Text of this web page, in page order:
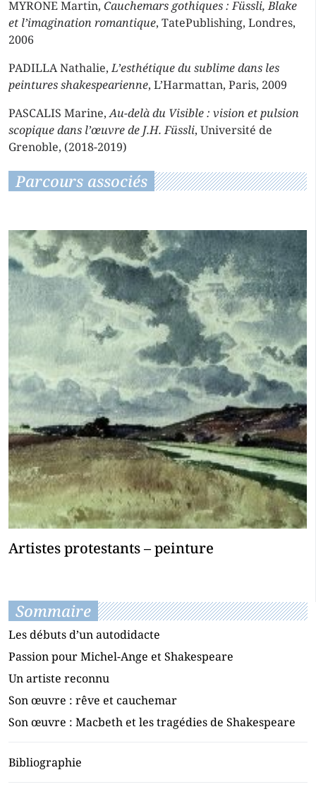
MYRONE Martin, Cauchemars gothiques : Füssli, Blake
et l’imagination romantique, TatePublishing, Londres,
2006
PADILLA Nathalie,L’esthétique du sublime dans les
peintures shakespearienne, L’Harmattan, Paris, 2009
PASCALIS Marine,Au-delà du Visible : vision et pulsion
scopique dans l’œuvre de J.H. Füssli, Université de
Grenoble, (2018-2019)
Parcours associés
Artistes protestants – peinture
Sommaire
Les débuts d’un autodidacte
Passion pour Michel-Ange et Shakespeare
Un artiste reconnu
Son œuvre : rêve et cauchemar
Son œuvre : Macbeth et les tragédies de Shakespeare
Bibliographie